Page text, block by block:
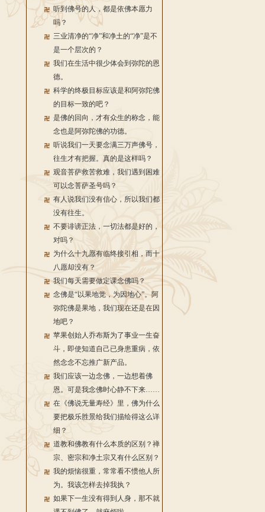
听到佛号的人，都是依佛本愿力
吗？
三业清净的“净”和净土的“净”是不
是一个层次的？
我们在生活中很少体会到弥陀的恩
德。
科学的终极目标应该是和阿弥陀佛
的目标一致的吧？
是佛的回向，才有众生的称念，能
念也是阿弥陀佛的功德。
听说我们一天要念满三万声佛号，
往生才有把握。真的是这样吗？
观音菩萨救苦救难，我们遇到困难
可以念菩萨圣号吗？
有人说我们没有信心，所以我们都
没有往生。
不要诽谤正法，一切法都是好的，
对吗？
为什么十九愿有临终接引相，而十
八愿却没有？
我们每天需要做定课念佛吗？
念佛是“以果地觉，为因地心”。阿
弥陀佛是果地，我们现在还是在因
地吧？
苹果创始人乔布斯为了事业一生奋
斗，即使知道自己已身患重病，依
然念念不忘推广新产品。
我们应该一边念佛，一边想着佛
恩。可是我念佛时心静不下来……
在《佛说无量寿经》里，佛为什么
要把极乐胜景给我们描绘得这么详
细？
道教和佛教有什么本质的区别？禅
宗、密宗和净土宗又有什么区别？
我的烦恼很重，常常看不惯他人所
为。我该怎样去掉我执？
如果下一生没有得到人身，那不就